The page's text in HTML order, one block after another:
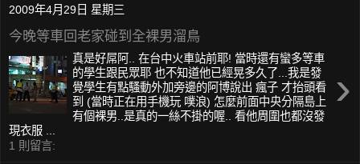
2009年4月29日 星期三
今晚等車回老家碰到全裸男溜鳥
›
真是好屌阿.. 在台中火車站前耶! 當時還有蠻多等車
的學生跟民眾耶 也不知道他已經晃多久了...我是發
覺學生有點騷動外加旁邊的阿博說出 瘋子 才抬頭看
到 (當時正在用手機玩 噗浪) 怎麼前面中央分隔島上
有個裸男..是真的一絲不掛的喔.. 看他周圍也都沒發
現衣服 ...
1 則留言: